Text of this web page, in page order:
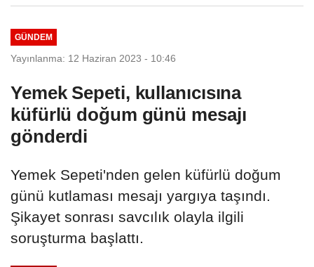
GÜNDEM
Yayınlanma: 12 Haziran 2023 - 10:46
Yemek Sepeti, kullanıcısına
küfürlü doğum günü mesajı
gönderdi
Yemek Sepeti'nden gelen küfürlü doğum
günü kutlaması mesajı yargıya taşındı.
Şikayet sonrası savcılık olayla ilgili
soruşturma başlattı.